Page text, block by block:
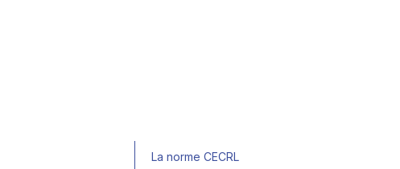
La norme CECRL